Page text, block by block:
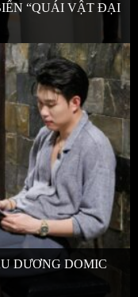
“QUÁI VẬT ĐẠI
DƯƠNG DOMIC